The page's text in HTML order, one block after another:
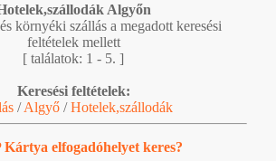
Algyőn
környéki szállás a megadott keresési
feltételek mellett
[ találatok: 1 - 5. ]
Keresési feltételek:
/Algyő /Hotelek,szállodák
Kártya elfogadóhelyet keres?